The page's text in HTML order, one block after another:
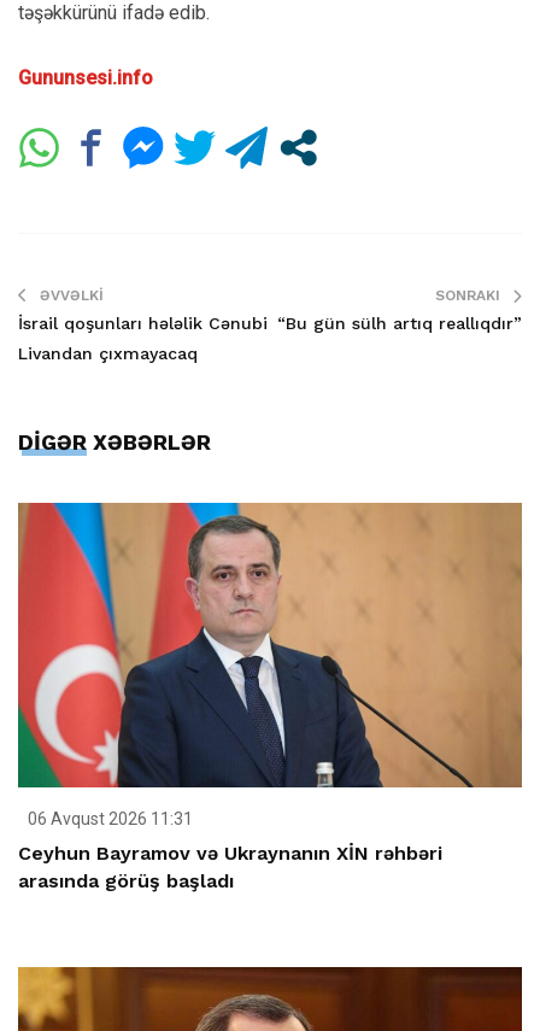
təşəkkürünü ifadə edib.
Gununsesi.info
ƏVVƏLKI
İsrail qoşunları hələlik Cənubi
Livandan çıxmayacaq
SONRAKI
“Bu gün sülh artıq reallıqdır”
DİGƏR XƏBƏRLƏR
06 Avqust 2026 11:31
Ceyhun Bayramov və Ukraynanın XİN rəhbəri
arasında görüş başladı